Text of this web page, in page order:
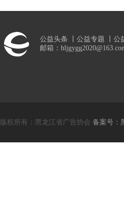
公益头条 公益专题 公
邮箱：
版权所有：黑龙江省广告协会 备案号：